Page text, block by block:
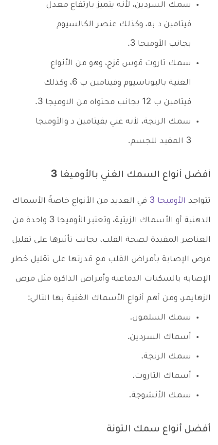
سمك السردين، لأنه يتميز بارتفاع معدل
فيتامين د به، وكذلك عنصر الكالسيوم
بجانب الأوميجا 3.
سمك تاروت قوس قزح، وهو من الأنواع
الغنية بالبوتاسيوم وفيتامين ب 6، وكذلك
فيتامين ب 12 بجانب محتواه من الاوميجا 3.
سمك الرنجة، لأنه غني بفيتامين د والأوميجا
3 المفيد للجسم.
أفضل أنواع السمك الغني بالأوميغا 3
تتواجد الأوميجا 3 في العديد من الأنواع خاصةً الأسماك
الدهنية أو الأسماك الزيتية، وتعتبر الأوميجا 3 واحدة من
العناصر المفيدة لصحة القلب، بجانب تأثيرها على تقليل
فرص الإصابة بأمراض القلب مع قدرتها على تقليل خطر
الإصابة بالسكتات الدماغية وأمراض الذاكرة مثل مرض
الزهايمر، ومن أهم أنواع الأسماك الغنية بها التالي:
سمك السلمون.
أسماك السردين.
سمك الرنجة.
أسماك التاروت.
سمك الأنشوجة.
أفضل أنواع سمك التونة